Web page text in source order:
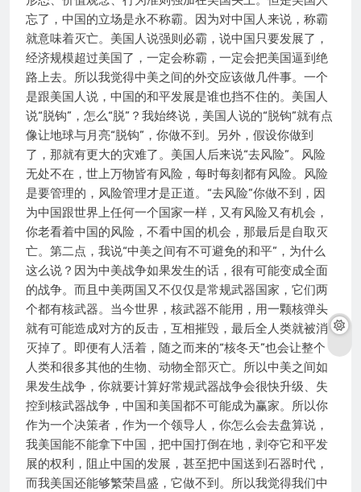
忘了，中国的立场是永不称霸。因为对中国人来说，称霸
就意味着灭亡。美国人说强则必霸，说中国只要发展了，
经济规模超过美国了，一定会称霸，一定会把美国逼到绝
路上去。所以我觉得中美之间的外交应该做几件事。一个
是跟美国人说，中国的和平发展是谁也挡不住的。美国人
说“脱钩”，怎么“脱”？我始终说，美国人说的“脱钩”就有点
像让地球与月亮“脱钩”，你做不到。另外，假设你做到
了，那就有更大的灾难了。美国人后来说“去风险”。风险
无处不在，世上万物皆有风险，每时每刻都有风险。风险
是要管理的，风险管理才是正道。“去风险”你做不到，因
为中国跟世界上任何一个国家一样，又有风险又有机会，
你老看着中国的风险，不看中国的机会，那最后是自取灭
亡。第二点，我说“中美之间有不可避免的和平”，为什么
这么说？因为中美战争如果发生的话，很有可能变成全面
的战争。而且中美两国又不仅仅是常规武器国家，它们两
个都有核武器。当今世界，核武器不能用，用一颗核弹头
就有可能造成对方的反击，互相摧毁，最后全人类就被消
灭掉了。即便有人活着，随之而来的“核冬天”也会让整个
人类和很多其他的生物、动物全部灭亡。所以中美之间如
果发生战争，你就要计算好常规武器战争会很快升级、失
控到核武器战争，中国和美国都不可能成为赢家。所以你
作为一个决策者，作为一个领导人，你怎么会去盘算说，
我美国能不能拿下中国，把中国打倒在地，剥夺它和平发
展的权利，阻止中国的发展，甚至把中国送到石器时代，
而我美国还能够繁荣昌盛，它做不到。所以我觉得我们中